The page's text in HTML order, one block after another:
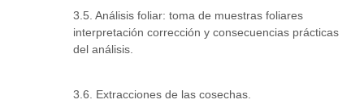
3.5. Análisis foliar: toma de muestras foliares
interpretación corrección y consecuencias prácticas
del análisis.
3.6. Extracciones de las cosechas.